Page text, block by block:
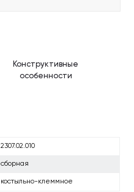
Конструктивные
особенности
2307.02.010
сборная
костыльно-клеммное